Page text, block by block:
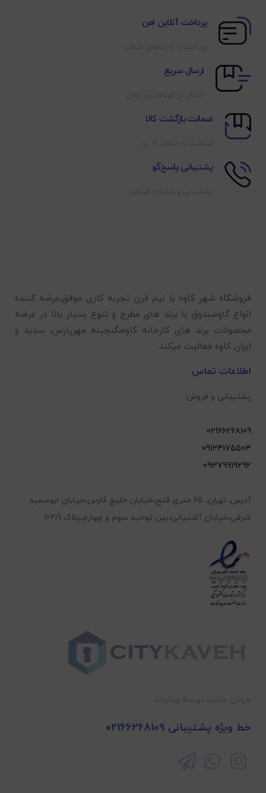
پرداخت آنلاین امن
ارسال سریع
ضمانت بازگشت کالا
پشتیبانی پاسخ‌گو
فروشگاه شهر کاوه با نیم قرن تجربه کاری موفق,عرضه کننده
انواع گاوصندوق با برند های مطرح و تنوع بسیار بالا در عرضه
محصولات برند های کارخانه کاوه،گنجینه مهرپارس، سدید و
ایران کاوه فعالیت میکند.
اطلاعات تماس
پشتیبانی و فروش:
02166268109
09124175503
09379919292
آدرس: تهران، 65 متری فتح،خیابان خلیج فارس،خیابان ابوسعید
شرقی،خیابان آشتیانی،بین توحید سوم و چهارم،پلاک 102/1
خط ویژه پشتیبانی 02166268109